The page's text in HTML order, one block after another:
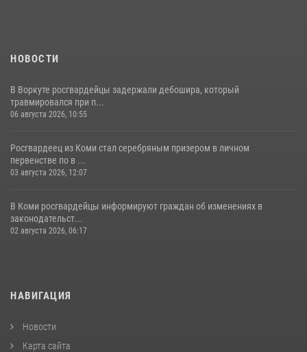
НОВОСТИ
В Воркуте росгвардейцы задержали дебошира, который
травмировался при п...
06 августа 2026, 10:55
Росгвардеец из Коми стал серебряным призером в личном
первенстве по в ...
03 августа 2026, 12:07
В Коми росгвардейцы информируют граждан об изменениях в
законодательст...
02 августа 2026, 06:17
НАВИГАЦИЯ
Новости
Карта сайта